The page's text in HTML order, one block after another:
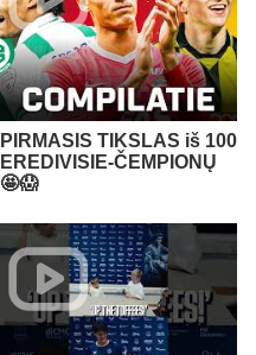
PIRMASIS TIKSLAS iš 100
EREDIVISIE-ČEMPIONŲ
🤩😱